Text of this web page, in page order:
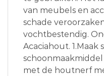
van meubels en
schade
vochtbestendig.
Acaciahout. 1.Maak
met de houtnerf